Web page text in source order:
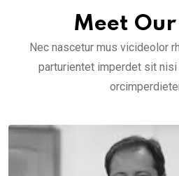
Meet Our
Nec nascetur mus vicideolor
parturientet imperdet sit